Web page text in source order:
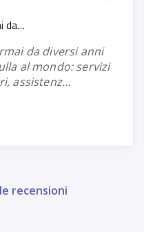
da…
al mondo: servizi
assistenz...
recensioni